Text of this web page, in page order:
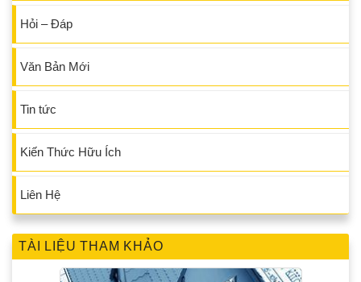
Hỏi – Đáp
Văn Bản Mới
Tin tức
Kiến Thức Hữu Ích
Liên Hệ
TÀI LIỆU THAM KHẢO